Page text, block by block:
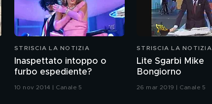
STRISCIA LA NOTIZIA
Inaspettato intoppo o
furbo espediente?
10 nov 2014 | Canale 5
STRISCIA LA NOTIZIA
Lite Sgarbi Mike
Bongiorno
26 mar 2019 | Canale 5